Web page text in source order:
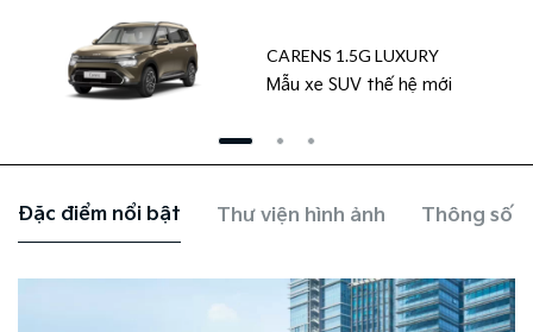
CARENS 1.5G LUXURY
Mẫu xe SUV thế hệ mới
Đặc điểm nổi bật Thư viện hình ảnh Thông số